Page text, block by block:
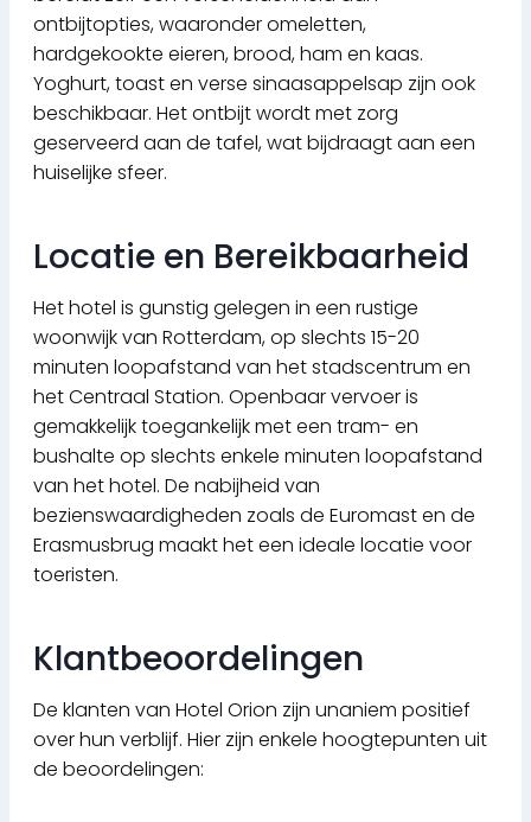
ontbijtopties, waaronder omeletten,
hardgekookte eieren, brood, ham en kaas.
Yoghurt, toast en verse sinaasappelsap zijn ook
beschikbaar. Het ontbijt wordt met zorg
geserveerd aan de tafel, wat bijdraagt aan een
huiselijke sfeer.
Locatie en Bereikbaarheid
Het hotel is gunstig gelegen in een rustige
woonwijk van Rotterdam, op slechts 15-20
minuten loopafstand van het stadscentrum en
het Centraal Station. Openbaar vervoer is
gemakkelijk toegankelijk met een tram- en
bushalte op slechts enkele minuten loopafstand
van het hotel. De nabijheid van
bezienswaardigheden zoals de Euromast en de
Erasmusbrug maakt het een ideale locatie voor
toeristen.
Klantbeoordelingen
De klanten van Hotel Orion zijn unaniem positief
over hun verblijf. Hier zijn enkele hoogtepunten uit
de beoordelingen: